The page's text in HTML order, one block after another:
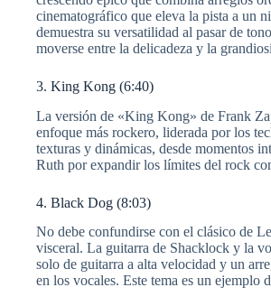
cinematográfico que eleva la pista a un
demuestra su versatilidad al pasar de
moverse entre la delicadeza y la
3. King Kong (6:40)
La versión de «King Kong» de Frank
enfoque más rockero, liderada por los
texturas y dinámicas, desde momentos
Ruth por expandir los límites del rock
4. Black Dog (8:03)
No debe confundirse con el clásico de
visceral. La guitarra de Shacklock y la
solo de guitarra a alta velocidad y un
en los vocales. Este tema es un